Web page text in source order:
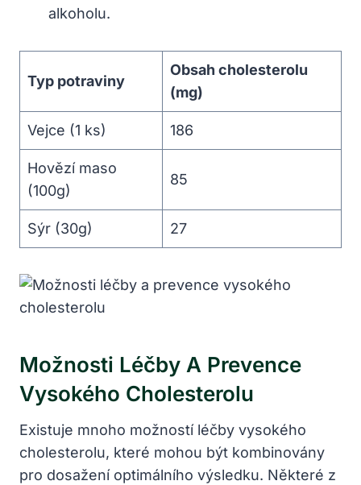
alkoholu.
Typ potraviny
Obsah cholesterolu
(mg)
Vejce (1 ks) 186
Hovězí maso
(100g)
85
Sýr (30g) 27
Možnosti Léčby A Prevence
Vysokého Cholesterolu
Existuje mnoho možností léčby vysokého
cholesterolu, které mohou být kombinovány
pro dosažení optimálního výsledku. Některé z